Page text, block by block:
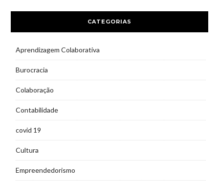
CATEGORIAS
Aprendizagem Colaborativa
Burocracia
Colaboração
Contabilidade
covid 19
Cultura
Empreendedorismo